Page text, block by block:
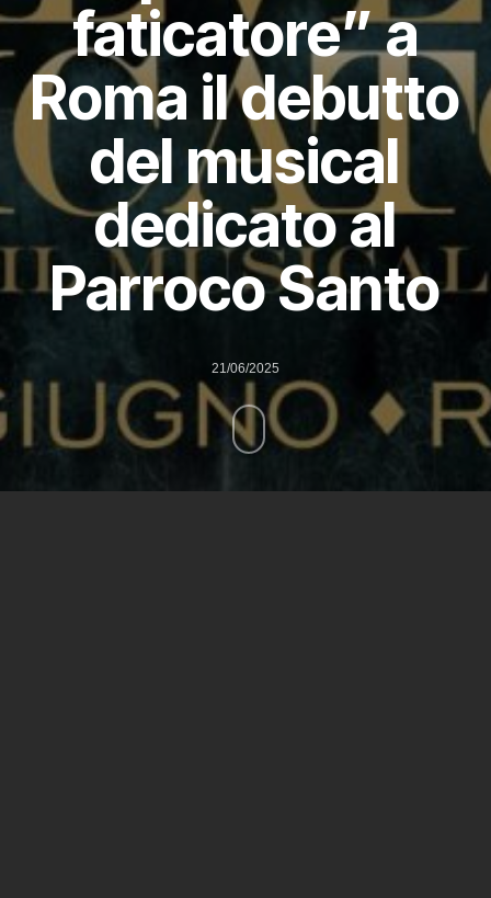
faticatore” a
Roma il debutto
del musical
dedicato al
Parroco Santo
21/06/2025